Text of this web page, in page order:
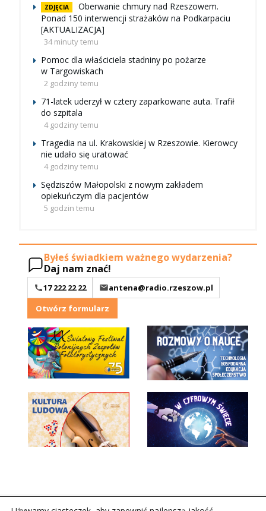
ZDJĘCIA
Oberwanie chmury nad Rzeszowem.
Ponad 150 interwencji strażaków na Podkarpaciu
[AKTUALIZACJA]
34 minuty temu
Pomoc dla właściciela stadniny po pożarze
w Targowiskach
2 godziny temu
71-latek uderzył w cztery zaparkowane auta. Trafił
do szpitala
4 godziny temu
Tragedia na ul. Krakowskiej w Rzeszowie. Kierowcy
nie udało się uratować
4 godziny temu
Sędziszów Małopolski z nowym zakładem
opiekuńczym dla pacjentów
5 godzin temu
Byłeś świadkiem ważnego wydarzenia?
Daj nam znać!
17 222 22 22
antena@radio.rzeszow.pl
Otwórz formularz